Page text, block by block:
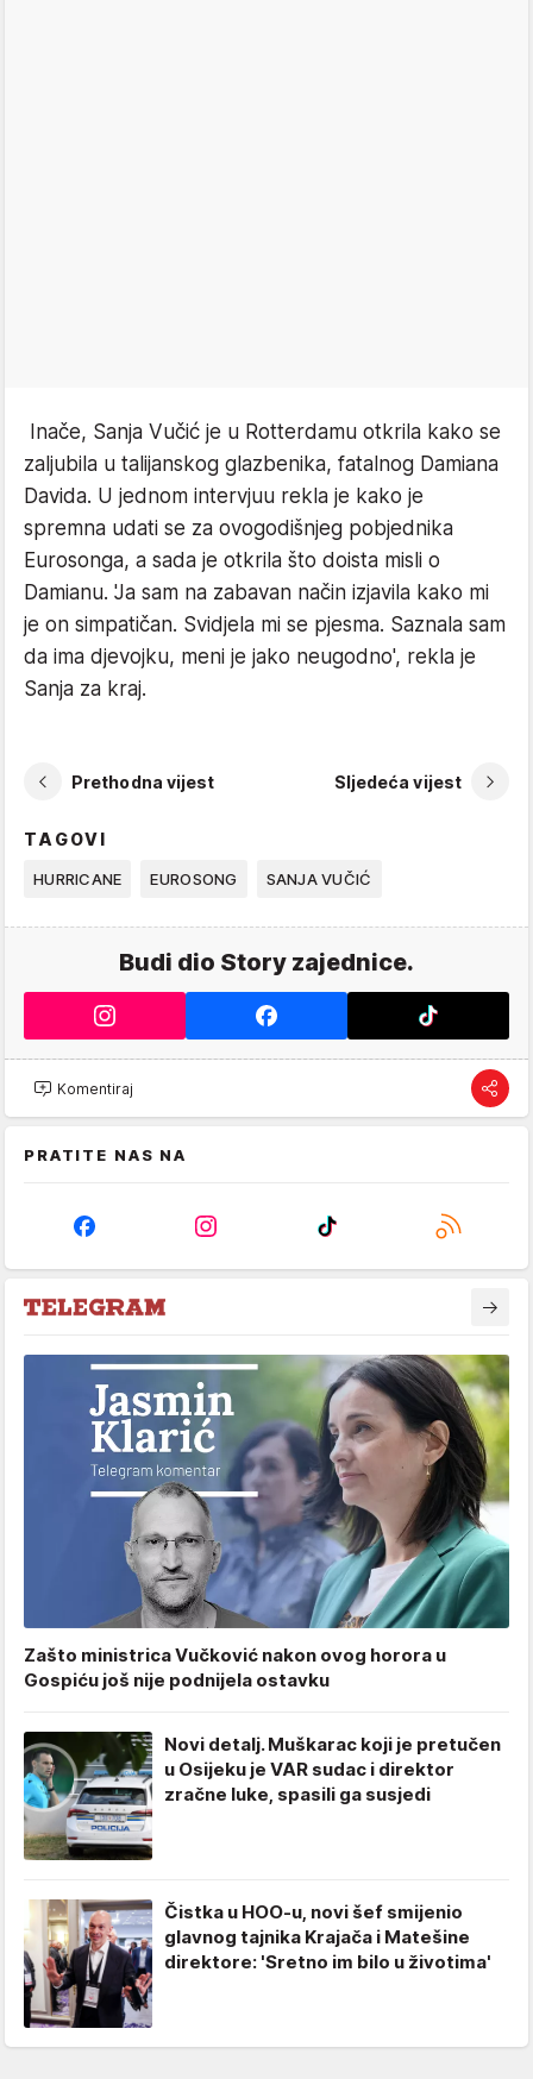
Inače, Sanja Vučić je u Rotterdamu otkrila kako se
zaljubila u talijanskog glazbenika, fatalnog Damiana
Davida. U jednom intervjuu rekla je kako je
spremna udati se za ovogodišnjeg pobjednika
Eurosonga, a sada je otkrila što doista misli o
Damianu. 'Ja sam na zabavan način izjavila kako mi
je on simpatičan. Svidjela mi se pjesma. Saznala sam
da ima djevojku, meni je jako neugodno', rekla je
Sanja za kraj.
Prethodna vijest Sljedeća vijest
TAGOVI
HURRICANE EUROSONG SANJA VUČIĆ
Budi dio Story zajednice.
Komentiraj
PRATITE NAS NA
Zašto ministrica Vučković nakon ovog horora u
Gospiću još nije podnijela ostavku
Novi detalj. Muškarac koji je pretučen
u Osijeku je VAR sudac i direktor
zračne luke, spasili ga susjedi
Čistka u HOO-u, novi šef smijenio
glavnog tajnika Krajača i Matešine
direktore: 'Sretno im bilo u životima'